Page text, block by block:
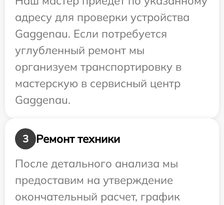
адресу для проверки устройства
Gaggenau. Если потребуется
углубленный ремонт мы
организуем транспортировку в
мастерскую в сервисный центр
Gaggenau.
3
Ремонт техники
После детального анализа мы
предоставим на утверждение
окончательный расчет, график